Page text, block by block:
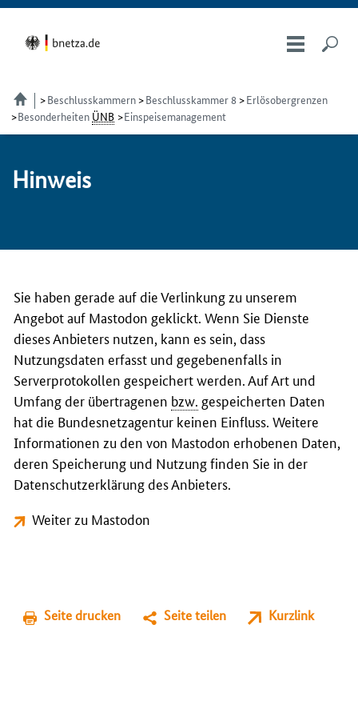
Beschlusskammern Beschlusskammer 8
Erlösobergrenzen
Besonderheiten ÜNB Einspeisemanagement
Hin­weis
Sie haben gerade auf die Verlinkung zu unserem
Angebot auf Mastodon geklickt. Wenn Sie Dienste
dieses Anbieters nutzen, kann es sein, dass
Nutzungsdaten erfasst und gegebenenfalls in
Serverprotokollen gespeichert werden. Auf Art und
Umfang der übertragenen bzw. gespeicherten Daten
hat die Bundesnetzagentur keinen Einfluss. Weitere
Informationen zu den von Mastodon erhobenen Daten,
deren Speicherung und Nutzung finden Sie in der
Datenschutzerklärung des Anbieters.
Weiter zu Mastodon
Seite drucken Seite teilen Kurzlink